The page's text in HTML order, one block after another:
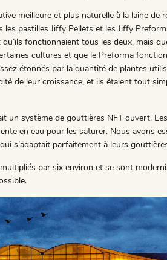
meilleure et plus naturelle à la laine de
les pastilles Jiffy Pellets et les Jiffy
fonctionnaient tous les deux, mais
cultures et que le Preforma
étonnés par la quantité de plantes
de leur croissance, et ils étaient tout
un système de gouttières NFT ouvert.
en eau pour les saturer. Nous avons
s’adaptait parfaitement à leurs
par six environ et se sont